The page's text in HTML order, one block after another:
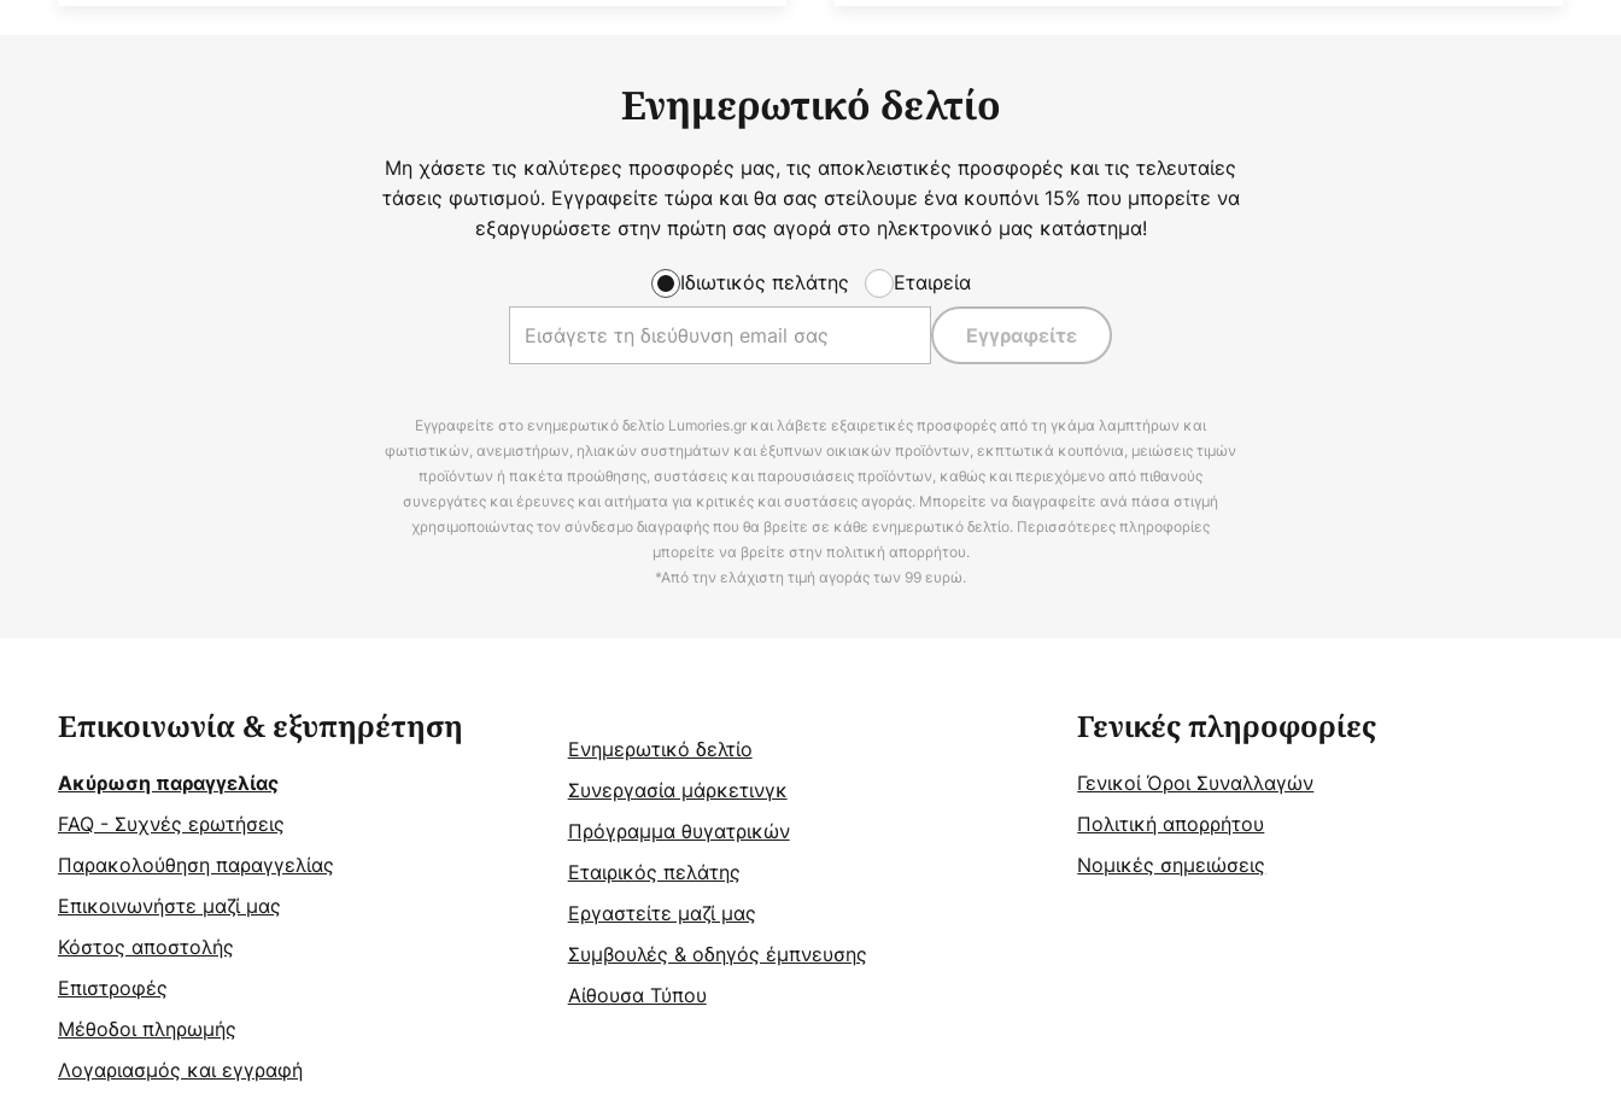
Ενημερωτικό δελτίο
Μη χάσετε τις καλύτερες προσφορές μας, τις αποκλειστικές προσφορές και τις τελευταίες
τάσεις φωτισμού. Εγγραφείτε τώρα και θα σας στείλουμε ένα κουπόνι 15% που μπορείτε να
εξαργυρώσετε στην πρώτη σας αγορά στο ηλεκτρονικό μας κατάστημα!
Ιδιωτικός πελάτης Εταιρεία
Εγγραφείτε
Εγγραφείτε στο ενημερωτικό δελτίο Lumories.gr και λάβετε εξαιρετικές προσφορές από τη γκάμα λαμπτήρων και
φωτιστικών, ανεμιστήρων, ηλιακών συστημάτων και έξυπνων οικιακών προϊόντων, εκπτωτικά κουπόνια, μειώσεις τιμών
προϊόντων ή πακέτα προώθησης, συστάσεις και παρουσιάσεις προϊόντων, καθώς και περιεχόμενο από πιθανούς
συνεργάτες και έρευνες και αιτήματα για κριτικές και συστάσεις αγοράς. Μπορείτε να διαγραφείτε ανά πάσα στιγμή
χρησιμοποιώντας τον σύνδεσμο διαγραφής που θα βρείτε σε κάθε ενημερωτικό δελτίο. Περισσότερες πληροφορίες
μπορείτε να βρείτε στην πολιτική απορρήτου.
*Από την ελάχιστη τιμή αγοράς των 99 ευρώ.
Επικοινωνία & εξυπηρέτηση
Ακύρωση παραγγελίας
FAQ - Συχνές ερωτήσεις
Παρακολούθηση παραγγελίας
Επικοινωνήστε μαζί μας
Κόστος αποστολής
Επιστροφές
Μέθοδοι πληρωμής
Λογαριασμός και εγγραφή
Ενημερωτικό δελτίο
Συνεργασία μάρκετινγκ
Πρόγραμμα θυγατρικών
Εταιρικός πελάτης
Εργαστείτε μαζί μας
Συμβουλές & οδηγός έμπνευσης
Αίθουσα Τύπου
Γενικές πληροφορίες
Γενικοί Όροι Συναλλαγών
Πολιτική απορρήτου
Νομικές σημειώσεις